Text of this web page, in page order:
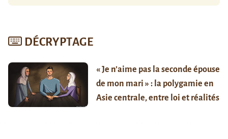
DÉCRYPTAGE
« Je n’aime pas la seconde épouse
de mon mari » : la polygamie en
Asie centrale, entre loi et réalités